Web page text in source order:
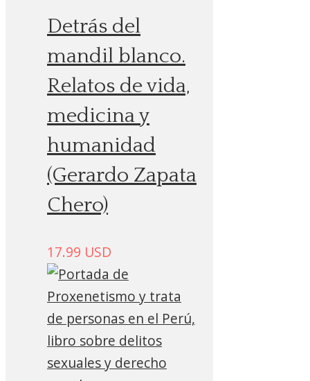
Detrás del
mandil blanco.
Relatos de vida,
medicina y
humanidad
(Gerardo Zapata
Chero)
17.99 USD